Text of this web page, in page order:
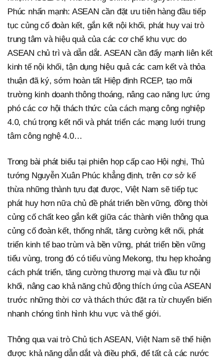
Phúc nhấn mạnh: ASEAN cần đặt ưu tiên hàng đầu tiếp
tục củng cố đoàn kết, gắn kết nội khối, phát huy vai trò
trung tâm và hiệu quả của các cơ chế khu vực do
ASEAN chủ trì và dẫn dắt. ASEAN cần đẩy mạnh liên kết
kinh tế nội khối, tận dụng hiệu quả các cam kết và thỏa
thuận đã ký, sớm hoàn tất Hiệp định RCEP, tạo môi
trường kinh doanh thông thoáng, nâng cao năng lực ứng
phó các cơ hội thách thức của cách mạng công nghiệp
4.0, chú trọng kết nối và phát triển các mạng lưới trung
tâm công nghệ 4.0…
Trong bài phát biểu tại phiên họp cấp cao Hội nghị, Thủ
tướng Nguyễn Xuân Phúc khẳng định, trên cơ sở kế
thừa những thành tựu đạt được, Việt Nam sẽ tiếp tục
phát huy hơn nữa chủ đề phát triển bền vững, đồng thời
củng cố chất keo gắn kết giữa các thành viên thông qua
củng cố đoàn kết, thống nhất, tăng cường kết nối, phát
triển kinh tế bao trùm và bền vững, phát triển bền vững
tiểu vùng, trong đó có tiểu vùng Mekong, thu hẹp khoảng
cách phát triển, tăng cường thương mại và đầu tư nội
khối, nâng cao khả năng chủ động thích ứng của ASEAN
trước những thời cơ và thách thức đặt ra từ chuyển biến
nhanh chóng tình hình khu vực và thế giới.
Thông qua vai trò Chủ tịch ASEAN, Việt Nam sẽ thể hiện
được khả năng dẫn dắt và điều phối, để tất cả các nước